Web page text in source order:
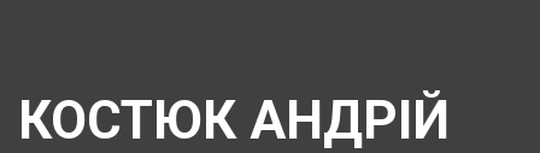
КОСТЮК АНДРІЙ